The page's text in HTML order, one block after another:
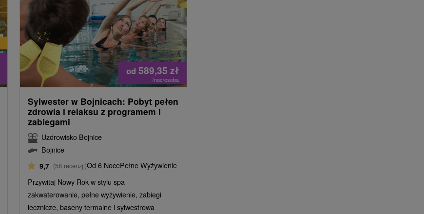
od 589,35 zł
/noc/osoba
Sylwester w Bojnicach: Pobyt pełen
zdrowia i relaksu z programem i
zabiegami
Uzdrowisko Bojnice
Bojnice
9,7 (58 recenzji)Od 6 NocePełne Wyżywienie
Przywitaj Nowy Rok w stylu spa -
zakwaterowanie, pełne wyżywienie, zabiegi
lecznicze, baseny termalne i sylwestrowa